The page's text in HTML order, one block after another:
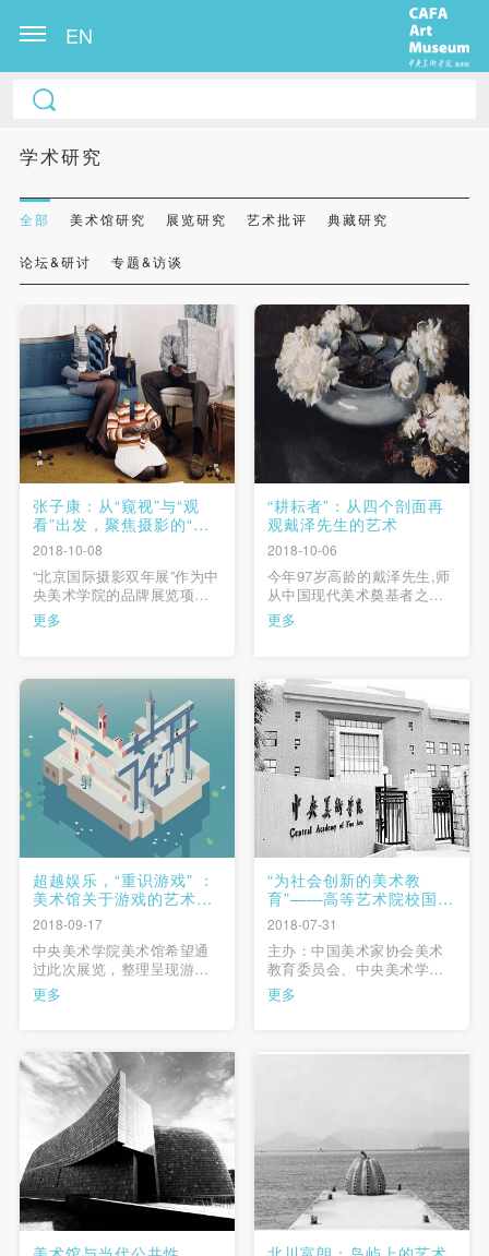
EN
学术研究
全部 美术馆研究 展览研究 艺术批评 典藏研究
论坛&研讨 专题&访谈
张子康：从“窥视”与“观
看”出发，聚焦摄影的“私
密性”与“公共性”
2018-10-08
“北京国际摄影双年展”作为中
央美术学院的品牌展览项
目，已经成功的举办过两
届。前两届“灵光与后灵
性出发，围绕当下摄影的议
题与发展脉络，研究、筛选
并展出最有代表性的国际摄
影作品，在推出后得到了广
泛关注。 …
更多
“耕耘者”：从四个剖面再
观戴泽先生的艺术
2018-10-06
今年97岁高龄的戴泽先生,师
从中国现代美术奠基者之一
徐悲鸿先生，并受教于众多
名师大家，是中国第二代油
央美术学院的执教经历，使
他成为中国现代美术发展的
亲历者和见证者。 …
更多
超越娱乐，“重识游戏” ：
美术馆关于游戏的艺术探
索和赋能
2018-09-17
中央美术学院美术馆希望通
过此次展览，整理呈现游戏
艺术的文化议题，引导这一
新生的艺术样态在艺术的学
觉艺术及其他领域的深层影
响。同时希望公众在参观与
体验展览的时候，注重那些
以游戏手段介入教育、医
疗、社会实践 …
更多
“为社会创新的美术教
育”——高等艺术院校国际
校长论坛
2018-07-31
主办：中国美术家协会美术
教育委员会、中央美术学院
时间：2015 年 6 月 12 日
-13 日 地点：中央美术学院
长） 参会人：尼古拉斯·伯瑞
更多
快捷登录
手机号码
发送验证码
手机号码将作为您的登录账号